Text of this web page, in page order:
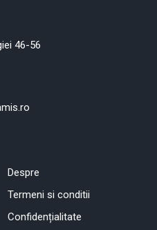
46-56
Despre
Termeni si conditii
Confidențialitate